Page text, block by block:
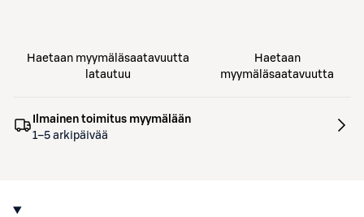
Haetaan myymäläsaatavuutta
latautuu
Haetaan
myymäläsaatavuutta
Ilmainen toimitus myymälään
1–5 arkipäivää